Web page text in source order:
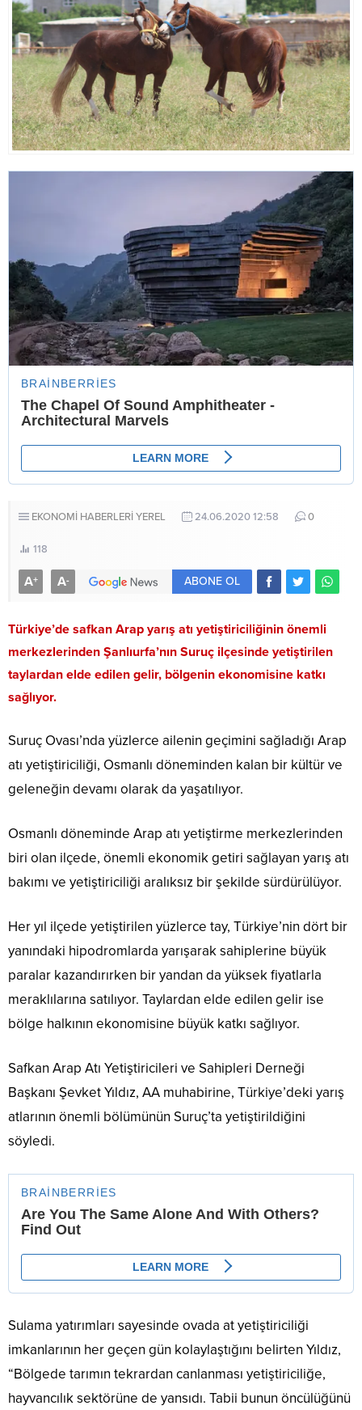
EKONOMİ HABERLERİYEREL 24.06.2020 12:58 0
118
A+ A- ABONE OL
Türkiye’de safkan Arap yarış atı yetiştiriciliğinin önemli
merkezlerinden Şanlıurfa’nın Suruç ilçesinde yetiştirilen
taylardan elde edilen gelir, bölgenin ekonomisine katkı
sağlıyor.
Suruç Ovası’nda yüzlerce ailenin geçimini sağladığı Arap
atı yetiştiriciliği, Osmanlı döneminden kalan bir kültür ve
geleneğin devamı olarak da yaşatılıyor.
Osmanlı döneminde Arap atı yetiştirme merkezlerinden
biri olan ilçede, önemli ekonomik getiri sağlayan yarış atı
bakımı ve yetiştiriciliği aralıksız bir şekilde sürdürülüyor.
Her yıl ilçede yetiştirilen yüzlerce tay, Türkiye’nin dört bir
yanındaki hipodromlarda yarışarak sahiplerine büyük
paralar kazandırırken bir yandan da yüksek fiyatlarla
meraklılarına satılıyor. Taylardan elde edilen gelir ise
bölge halkının ekonomisine büyük katkı sağlıyor.
Safkan Arap Atı Yetiştiricileri ve Sahipleri Derneği
Başkanı Şevket Yıldız, AA muhabirine, Türkiye’deki yarış
atlarının önemli bölümünün Suruç’ta yetiştirildiğini
söyledi.
Sulama yatırımları sayesinde ovada at yetiştiriciliği
imkanlarının her geçen gün kolaylaştığını belirten Yıldız,
“Bölgede tarımın tekrardan canlanması yetiştiriciliğe,
hayvancılık sektörüne de yansıdı. Tabii bunun öncülüğünü